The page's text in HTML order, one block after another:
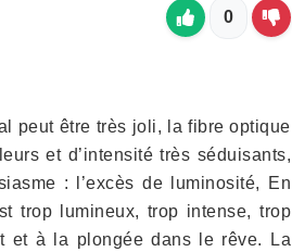
0
peut être très joli, la fibre optique
et d’intensité très séduisants,
: l’excès de luminosité, En
trop lumineux, trop intense, trop
et à la plongée dans le rêve. La